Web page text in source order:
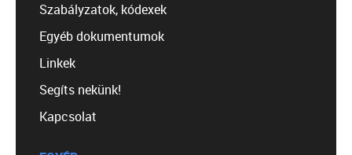
Szabályzatok, kódexek
Egyéb dokumentumok
Linkek
Segíts nekünk!
Kapcsolat